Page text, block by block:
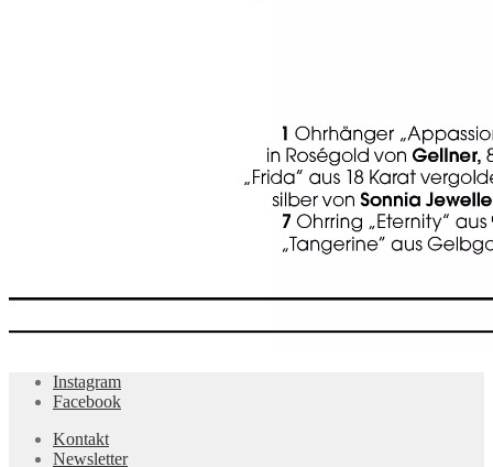
Instagram
Facebook
Kontakt
Newsletter